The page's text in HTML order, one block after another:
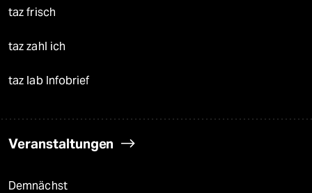
taz frisch
taz zahl ich
taz lab Infobrief
Veranstaltungen
Demnächst